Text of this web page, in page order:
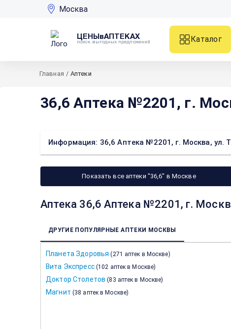
Москва
ЦЕНЫвАПТЕКАХ
поиск выгодных предложений
Каталог
Главная / Аптеки
36,6 Аптека №2201, г.
Информация: 36,6 Аптека №2201, г. Москва, ул.
Показать все аптеки "36,6" в Москве
Аптека 36,6 Аптека №2201, г.
ДРУГИЕ ПОПУЛЯРНЫЕ АПТЕКИ МОСКВЫ
Планета Здоровья (271 аптек в Москве)
Вита Экспресс (102 аптек в Москве)
Доктор Столетов (83 аптек в Москве)
Магнит (38 аптек в Москве)